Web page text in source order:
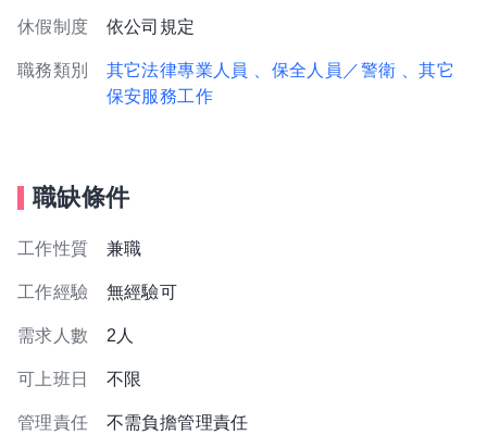
休假制度 依公司規定
職務類別 其它法律專業人員 、保全人員／警衛
、其它
保安服務工作
職缺條件
工作性質 兼職
工作經驗 無經驗可
需求人數 2人
可上班日 不限
管理責任 不需負擔管理責任